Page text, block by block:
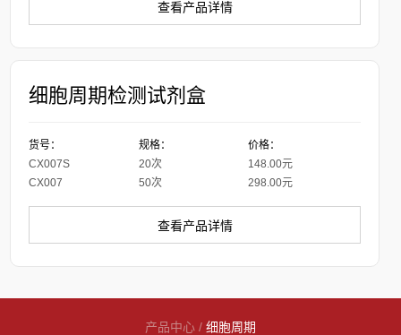
查看产品详情
细胞周期检测试剂盒
货号：
CX007S
CX007
规格：
20次
50次
价格：
148.00元
298.00元
查看产品详情
产品中心 / 细胞周期